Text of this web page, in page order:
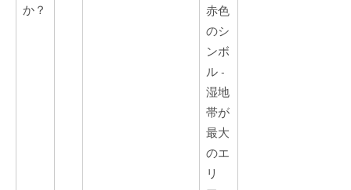
か？
赤色
のシ
ンボ
ル -
湿地
帯が
最大
のエ
リ